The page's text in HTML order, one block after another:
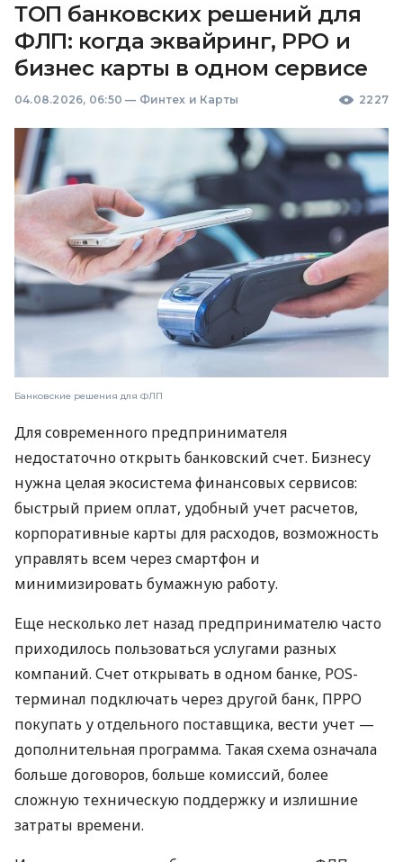
ТОП банковских решений для
ФЛП: когда эквайринг, РРО и
бизнес карты в одном сервисе
04.08.2026, 06:50 — Финтех и Карты 2227
Банковские решения для ФЛП
Для современного предпринимателя
недостаточно открыть банковский счет. Бизнесу
нужна целая экосистема финансовых сервисов:
быстрый прием оплат, удобный учет расчетов,
корпоративные карты для расходов, возможность
управлять всем через смартфон и
минимизировать бумажную работу.
Еще несколько лет назад предпринимателю часто
приходилось пользоваться услугами разных
компаний. Счет открывать в одном банке, POS-
терминал подключать через другой банк, ПРРО
покупать у отдельного поставщика, вести учет —
дополнительная программа. Такая схема означала
больше договоров, больше комиссий, более
сложную техническую поддержку и излишние
затраты времени.